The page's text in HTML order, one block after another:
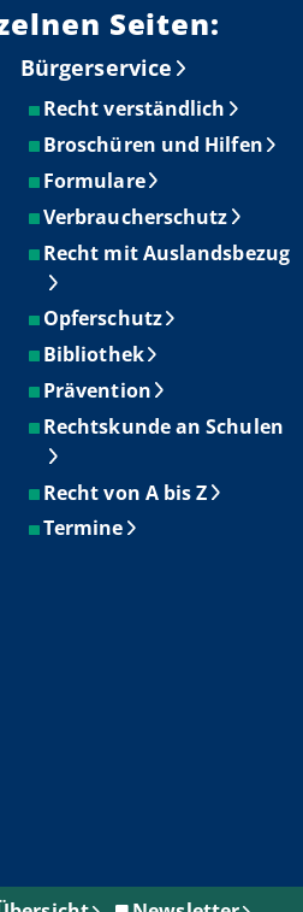
Seiten:
Bürgerservice
Recht verständlich
Broschüren und Hilfen
Formulare
Verbraucherschutz
Recht mit Auslandsbezug
Opferschutz
Bibliothek
Prävention
Rechtskunde an Schulen
Recht von A bis Z
Termine